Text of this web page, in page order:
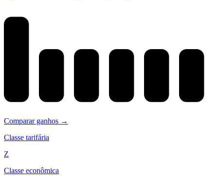
Comparar ganhos →
Classe tarifária
Z
Classe econômica